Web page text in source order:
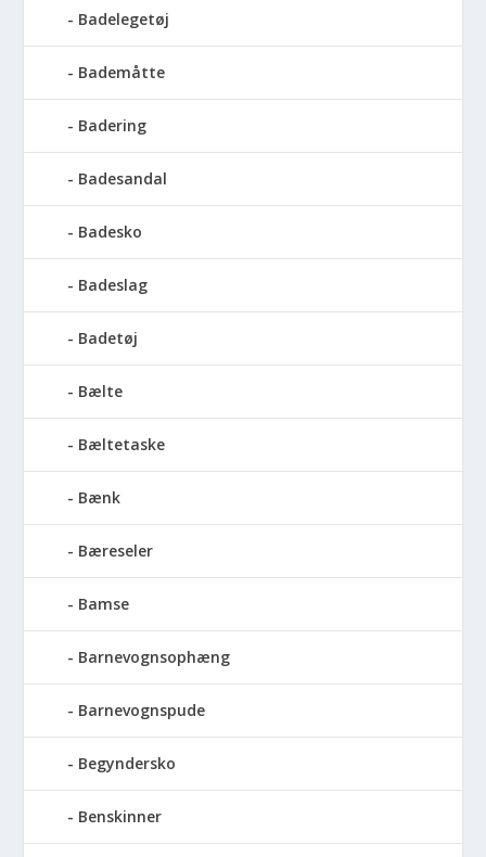
Badelegetøj
Bademåtte
Badering
Badesandal
Badesko
Badeslag
Badetøj
Bælte
Bæltetaske
Bænk
Bæreseler
Bamse
Barnevognsophæng
Barnevognspude
Begyndersko
Benskinner